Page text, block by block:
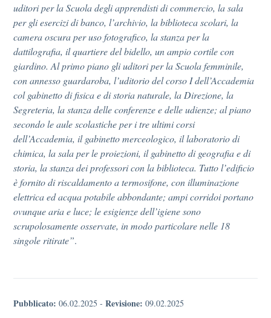
uditori per la Scuola degli apprendisti di commercio, la sala
per gli esercizi di banco, l’archivio, la biblioteca scolari, la
camera oscura per uso fotografico, la stanza per la
dattilografia, il quartiere del bidello, un ampio cortile con
giardino. Al primo piano gli uditori per la Scuola femminile,
con annesso guardaroba, l’uditorio del corso I dell’Accademia
col gabinetto di fisica e di storia naturale, la Direzione, la
Segreteria, la stanza delle conferenze e delle udienze; al piano
secondo le aule scolastiche per i tre ultimi corsi
dell’Accademia, il gabinetto merceologico, il laboratorio di
chimica, la sala per le proiezioni, il gabinetto di geografia e di
storia, la stanza dei professori con la biblioteca. Tutto l’edificio
è fornito di riscaldamento a termosifone, con illuminazione
elettrica ed acqua potabile abbondante; ampi corridoi portano
ovunque aria e luce; le esigienze dell’igiene sono
scrupolosamente osservate, in modo particolare nelle 18
singole ritirate”.
Pubblicato: 06.02.2025 - Revisione: 09.02.2025